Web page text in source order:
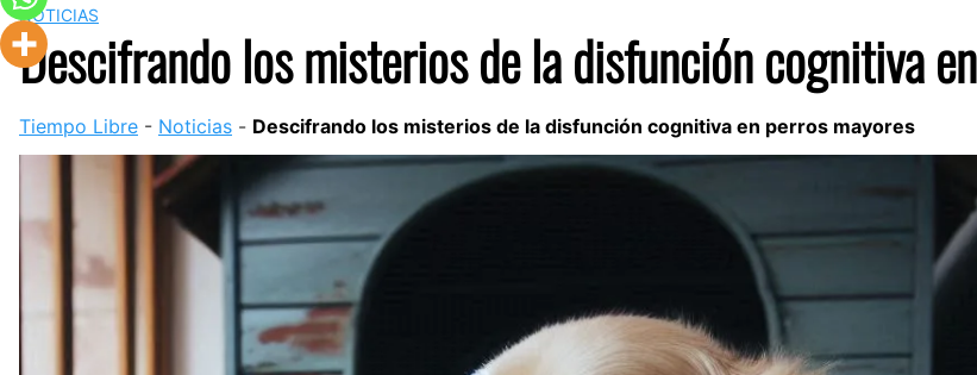
NOTICIAS
Descifrando los misterios de la disfunción cognitiva
Tiempo Libre - Noticias - Descifrando los misterios de la disfunción cognitiva en perros mayores